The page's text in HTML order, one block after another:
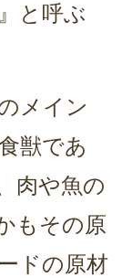
と呼ぶ
メイン
獣であ
肉や魚の
もその原
ドの原材